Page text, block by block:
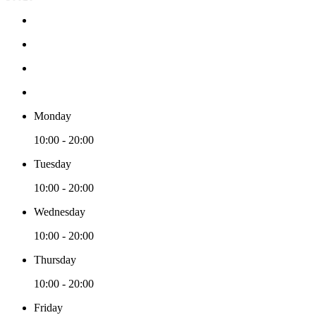
Monday
10:00 - 20:00
Tuesday
10:00 - 20:00
Wednesday
10:00 - 20:00
Thursday
10:00 - 20:00
Friday